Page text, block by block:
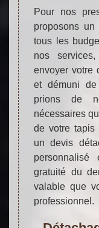
Pour nos
proposons
tous les
nos
envoyer votre
et démuni
prions de
nécessaires
de votre tapis
un devis
gratuité du
valable que
professionnel.